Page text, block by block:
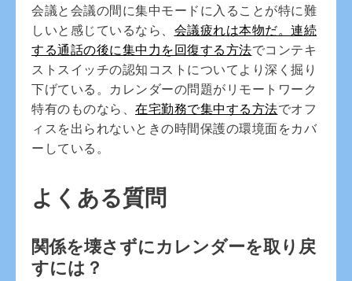
会議と会議の間に集中モードに入ることが特に難
しいと感じているなら、 会議疲れは本物だ。連続
する通話の後に集中力を回復する方法でコンテキ
ストスイッチの認知コストについてより深く掘り
下げている。カレンダーの問題がリモートワーク
特有のものなら、 在宅勤務で集中する方法でオフ
ィスを出られないときの時間保護の環境面をカバ
ーしている。
よくある質問
関係を壊さずにカレンダーを取り戻
すには？